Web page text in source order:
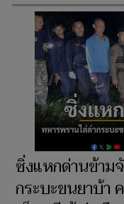
ซิ่งแหกด่านข้าม
กระบะขนยาบ้า